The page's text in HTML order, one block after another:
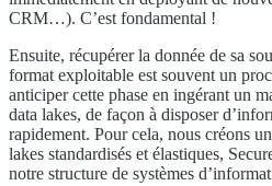
CRM…). C’est fondamental !
Ensuite, récupérer la donnée de sa
format exploitable est souvent un
anticiper cette phase en ingérant un
data lakes, de façon à disposer
rapidement. Pour cela, nous créons
lakes standardisés et élastiques,
notre structure de systèmes